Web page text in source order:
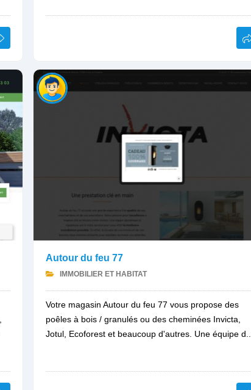
Autour du feu 77
IMMOBILIER ET HABITAT
Votre magasin Autour du feu 77 vous propose des
poêles à bois / granulés ou des cheminées Invicta,
Jotul, Ecoforest et beaucoup d'autres. Une équipe d...